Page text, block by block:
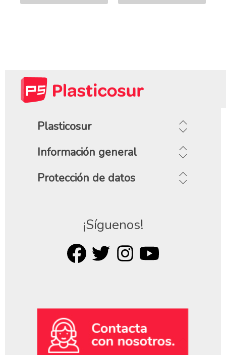
Plasticosur
Información general
Protección de datos
¡Síguenos!